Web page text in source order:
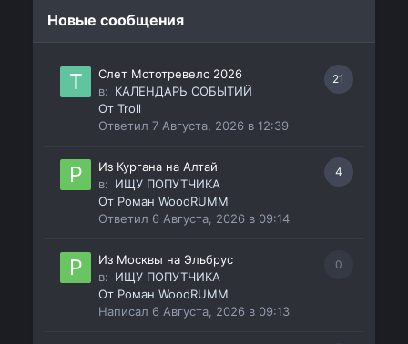
Новые сообщения
21
Слет Мототревелс 2026
в: КАЛЕНДАРЬ СОБЫТИЙ
ОтTroll
Ответил7 Августа, 2026 в 12:39
4
Из Кургана на Алтай
в: ИЩУ ПОПУТЧИКА
От Роман WoodRUMM
Ответил 6 Августа, 2026 в 09:14
0
Из Москвы на Эльбрус
в: ИЩУ ПОПУТЧИКА
От Роман WoodRUMM
Написал 6 Августа, 2026 в 09:13